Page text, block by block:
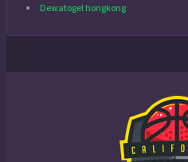
Dewatogel hongkong